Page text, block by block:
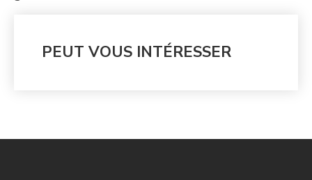
PEUT VOUS INTÉRESSER